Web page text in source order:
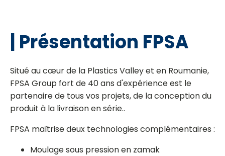
| Présentation FPSA
Situé au cœur de la Plastics Valley et en Roumanie,
FPSA Group fort de 40 ans d'expérience est le
partenaire de tous vos projets, de la conception du
produit à la livraison en série..
FPSA maîtrise deux technologies complémentaires :
Moulage sous pression en zamak